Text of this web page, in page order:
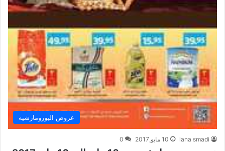
عروض اليورومارشيه
lana smadi 10 مايو,2017 0